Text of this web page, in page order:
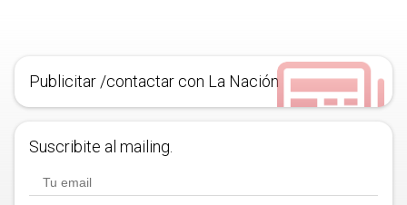
Publicitar /contactar con La Nación
Suscribite al mailing.